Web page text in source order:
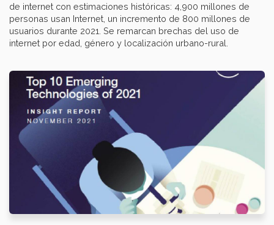
de internet con estimaciones históricas: 4,900 millones de
personas usan Internet, un incremento de 800 millones de
usuarios durante 2021. Se remarcan brechas del uso de
internet por edad, género y localización urbano-rural.